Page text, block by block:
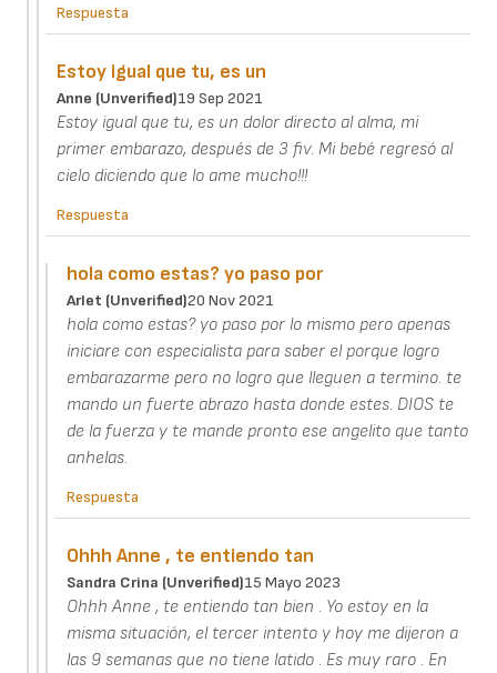
Respuesta
Estoy igual que tu, es un
Anne (unverified)19 Sep 2021
Estoy igual que tu, es un dolor directo al alma, mi
primer embarazo, después de 3 fiv. Mi bebé regresó al
cielo diciendo que lo ame mucho!!!
Respuesta
hola como estas? yo paso por
Arlet (unverified)20 Nov 2021
hola como estas? yo paso por lo mismo pero apenas
iniciare con especialista para saber el porque logro
embarazarme pero no logro que lleguen a termino. te
mando un fuerte abrazo hasta donde estes. DIOS te
de la fuerza y te mande pronto ese angelito que tanto
anhelas.
Respuesta
Ohhh Anne , te entiendo tan
Sandra Crina (unverified)15 Mayo 2023
Ohhh Anne , te entiendo tan bien . Yo estoy en la
misma situación, el tercer intento y hoy me dijeron a
las 9 semanas que no tiene latido . Es muy raro . En